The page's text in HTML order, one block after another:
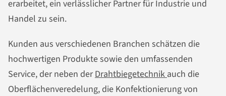
erarbeitet, ein verlässlicher Partner für Industrie und
Handel zu sein.
Kunden aus verschiedenen Branchen schätzen die
hochwertigen Produkte sowie den umfassenden
Service, der neben derDrahtbiegetechnik auch die
Oberflächenveredelung, die Konfektionierung von